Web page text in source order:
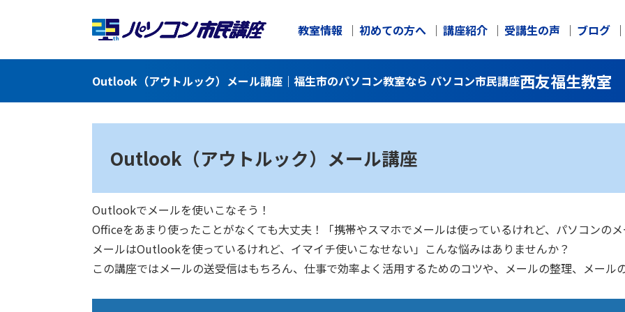
教室情報 初めての方へ 講座紹介 受講生の声 ブログ
Outlook（アウトルック）メール講座｜福生市のパソコン教室なら パソコン市民講座西友福生教室
Outlook（アウトルック）メール講座
Outlookでメールを使いこなそう！
Officeをあまり使ったことがなくても大丈夫！「携帯やスマホでメールは使っているけれど、パソコンの
メールはOutlookを使っているけれど、イマイチ使いこなせない」こんな悩みはありませんか？
この講座ではメールの送受信はもちろん、仕事で効率よく活用するためのコツや、メールの整理、メール